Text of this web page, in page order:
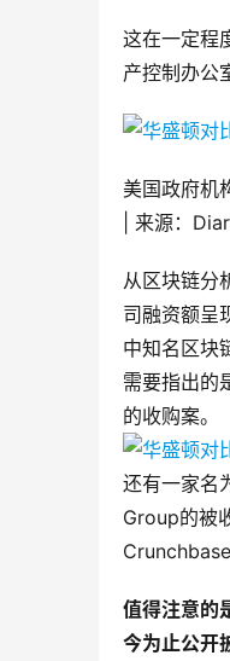
这在一定程
产控制办公
美国政府机
| 来源：
从区块链分
司融资额呈
中知名区块
需要指出的
的收购案。
还有一家名
Group的被
值得注意的
今为止公开